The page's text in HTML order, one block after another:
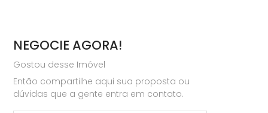
NEGOCIE AGORA!
Gostou desse Imóvel
Então compartilhe aqui sua proposta ou
dúvidas que a gente entra em contato.